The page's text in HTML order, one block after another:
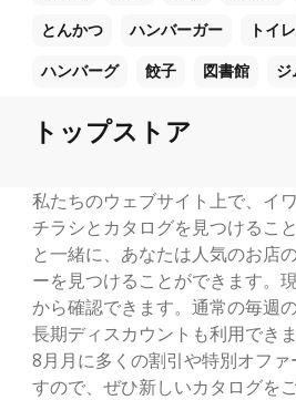
とんかつ ハンバーガー トイレ
ハンバーグ 餃子 図書館 ジ
トップストア
私たちのウェブサイト上で、イ
チラシとカタログを見つけるこ
と一緒に、あなたは人気のお店
ーを見つけることができます。
から確認できます。通常の毎週
長期ディスカウントも利用でき
8月月に多くの割引や特別オファ
すので、ぜひ新しいカタログを